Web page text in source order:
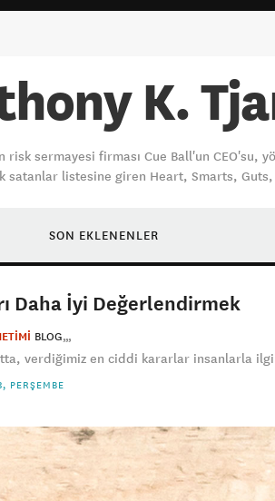
K.
risk sermayesi firması Cue Ball'un CEO'su,
satanlar listesine giren Heart, Smarts, Guts,
SON EKLENENLER
Daha İyi Değerlendirmek
BLOG
verdiğimiz en ciddi kararlar insanlarla
PERŞEMBE